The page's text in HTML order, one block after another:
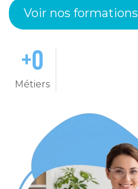
Voir nos formations
+0
Métiers